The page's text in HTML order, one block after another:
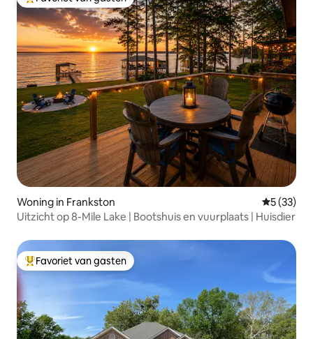
Topfavoriet van gasten
Woning in Frankston
5 (33)
Uitzicht op 8-Mile Lake | Bootshuis en vuurplaats | Huisdier
Topfavoriet van gasten
Favoriet van gasten